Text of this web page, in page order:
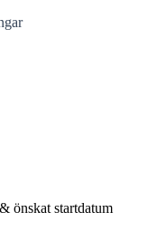
önskat startdatum